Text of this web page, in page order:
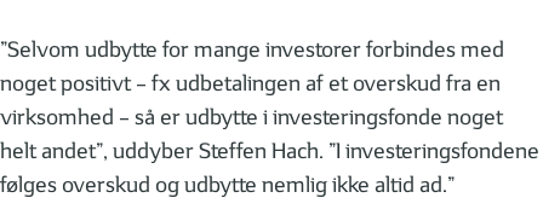
”Selvom udbytte for mange investorer forbindes med
noget positivt – fx udbetalingen af et overskud fra en
virksomhed – så er udbytte i investeringsfonde noget
helt andet”, uddyber Steffen Hach. ”I investeringsfondene
følges overskud og udbytte nemlig ikke altid ad.”